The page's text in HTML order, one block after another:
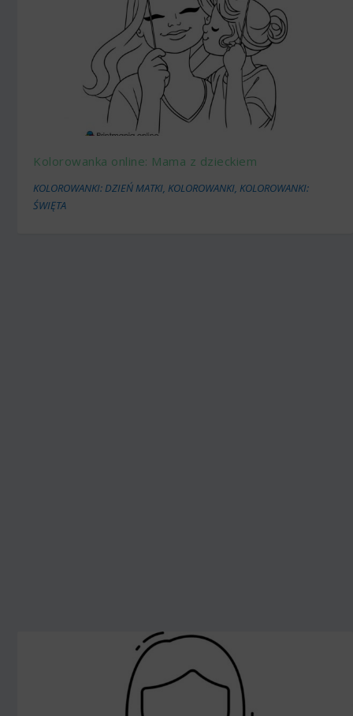
Kolorowanka online: Mama z dzieckiem
KOLOROWANKI: DZIEŃ MATKI,KOLOROWANKI,KOLOROWANKI:
ŚWIĘTA